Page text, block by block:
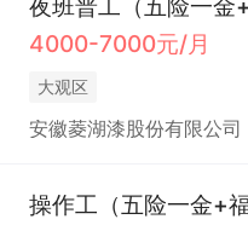
夜班普工（五险一金
4000-7000元/月
大观区
安徽菱湖漆股份有限公司
操作工（五险一金+福